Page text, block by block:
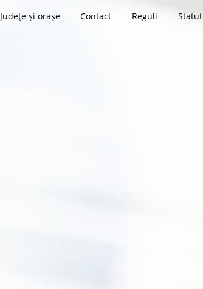
Județe și orașe Contact Reguli Statut